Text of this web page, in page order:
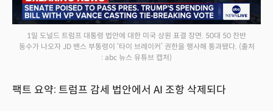
1일 도널드 트럼프 대통령 법안에 대한 미국 상원 표결 장면. 50대 50 찬반
동수가 나오자 JD 밴스 부통령이 ‘타이 브레이커’ 권한을 행사해 통과됐다. (출처
: abc 뉴스 유튜브 캡처)
팩트 요약: 트럼프 감세 법안에서 AI 조항 삭제되다